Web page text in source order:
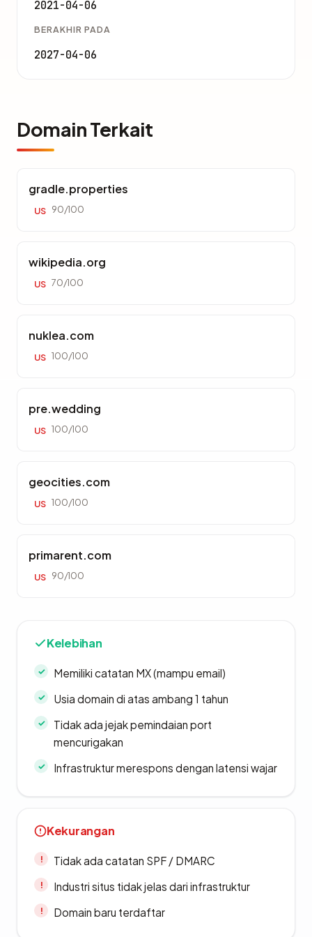
2021-04-06
BERAKHIR PADA
2027-04-06
Domain Terkait
gradle.properties
US 90/100
wikipedia.org
US 70/100
nuklea.com
US 100/100
pre.wedding
US 100/100
geocities.com
US 100/100
primarent.com
US 90/100
Kelebihan
Memiliki catatan MX (mampu email)
Usia domain di atas ambang 1 tahun
Tidak ada jejak pemindaian port
mencurigakan
Infrastruktur merespons dengan latensi wajar
Kekurangan
Tidak ada catatan SPF / DMARC
Industri situs tidak jelas dari infrastruktur
Domain baru terdaftar